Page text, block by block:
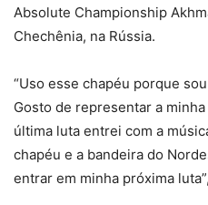
Absolute Championship
Chechênia, na Rússia.
“Uso esse chapéu porque
Gosto de representar a
última luta entrei com a
chapéu e a bandeira do
entrar em minha próxima